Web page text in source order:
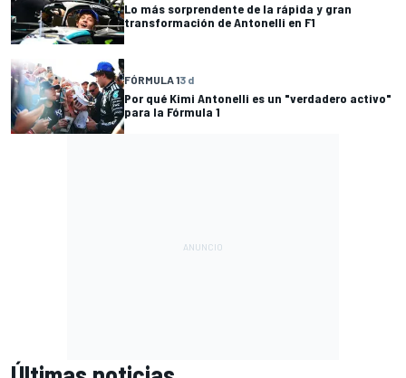
Lo más sorprendente de la rápida y gran
transformación de Antonelli en F1
FÓRMULA 13 d
Por qué Kimi Antonelli es un "verdadero activo"
para la Fórmula 1